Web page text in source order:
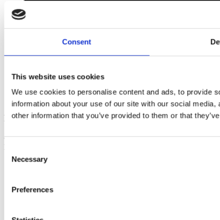
Consent
This website uses cookies
We use cookies to personalise content and ads, to provide
information about your use of our site with our social
other information that you’ve provided to them or that
Consent
Selection
Necessary
Preferences
Følg os på Facebook
© 2024 Schouw Event. Alle rettigheder forbeholdes.
E-mail: info@schouwevent.dk - Telefon: (+45)